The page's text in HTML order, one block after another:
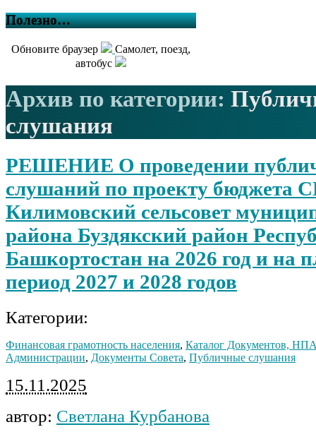
Полезно…
Обновите браузер
Самолет, поезд,
автобус
Архив по категории:
слушания
РЕШЕНИЕ О проведении
слушаний по проекту бюджета
Килимовский сельсовет
района Буздякский район
Башкортостан на 2026 год и на
период 2027 и 2028 годов
Категории:
Финансовая грамотность населения, Каталог Документов,
Администрации, Документы Совета, Публичные слушания
15.11.2025
автор: Светлана Курбанова